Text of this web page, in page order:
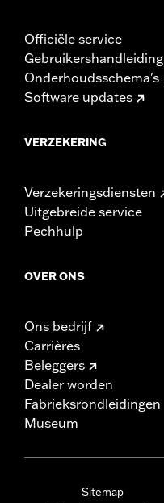
Officiële service
Gebruikershandleiding
Onderhoudsschema's
Software updates
VERZEKERING
Verzekeringsdiensten
Uitgebreide service
Pechhulp
OVER ONS
Ons bedrijf
Carrières
Beleggers
Dealer worden
Fabrieksrondleidingen
Museum
Sitemap